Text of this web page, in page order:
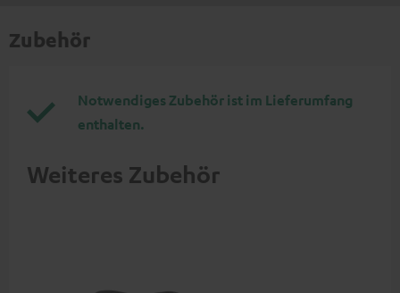
Zubehör
Notwendiges Zubehör ist im Lieferumfang
enthalten.
Weiteres Zubehör